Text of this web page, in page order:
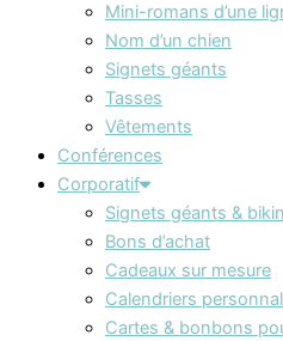
Mini-romans d’une
Nom d’un chien
Signets géants
Tasses
Vêtements
Conférences
Corporatif
Signets géants &
Bons d’achat
Cadeaux sur mesure
Calendriers
Cartes & bonbons